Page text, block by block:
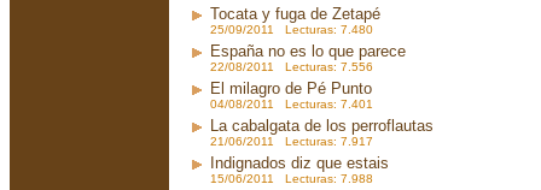
Tocata y fuga de Zetapé
25/09/2011 Lecturas: 7.480
España no es lo que parece
22/08/2011 Lecturas: 7.556
El milagro de Pé Punto
04/08/2011 Lecturas: 7.401
La cabalgata de los perroflautas
21/06/2011 Lecturas: 7.917
Indignados diz que estais
15/06/2011 Lecturas: 7.988